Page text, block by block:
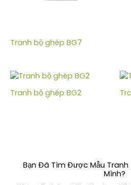
Tranh bộ ghép BG7
Tranh bộ ghép BG2
Bạn Đã Tìm Được Mẫu Tranh
Mình?